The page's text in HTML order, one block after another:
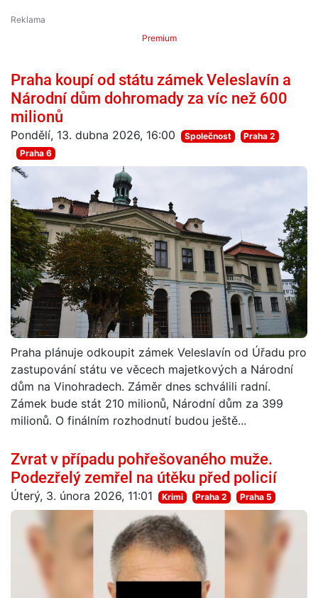
Premium
Praha koupí od státu zámek Veleslavín a
Národní dům dohromady za víc než 600
milionů
Pondělí, 13. dubna 2026, 16:00 Společnost
Praha 2
Praha 6
Praha plánuje odkoupit zámek Veleslavín od Úřadu pro
zastupování státu ve věcech majetkových a Národní
dům na Vinohradech. Záměr dnes schválili radní.
Zámek bude stát 210 milionů, Národní dům za 399
milionů. O finálním rozhodnutí budou ještě...
Zvrat v případu pohřešovaného muže.
Podezřelý zemřel na útěku před policií
Úterý, 3. února 2026, 11:01 Krimi Praha 2 Praha 5